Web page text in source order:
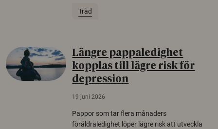
Träd
Längre pappaledighet
kopplas till lägre risk för
depression
19 juni 2026
Pappor som tar flera månaders
föräldraledighet löper lägre risk att utveckla